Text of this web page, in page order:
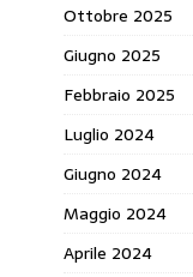
Ottobre 2025
Giugno 2025
Febbraio 2025
Luglio 2024
Giugno 2024
Maggio 2024
Aprile 2024